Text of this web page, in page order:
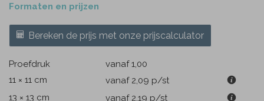
Formaten en prijzen
Bereken de prijs met onze prijscalculator
Proefdruk
vanaf 1,00
11 × 11 cm
vanaf 2,09 p/st
13 × 13 cm
vanaf 2,19 p/st